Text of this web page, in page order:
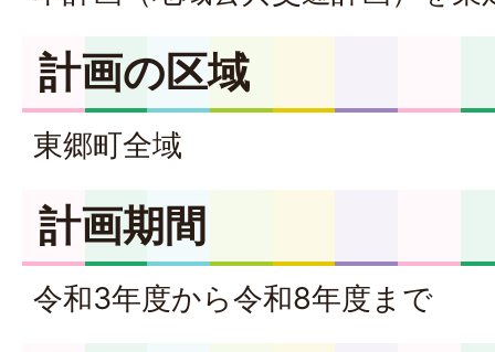
計画の区域
東郷町全域
計画期間
令和3年度から令和8年度まで